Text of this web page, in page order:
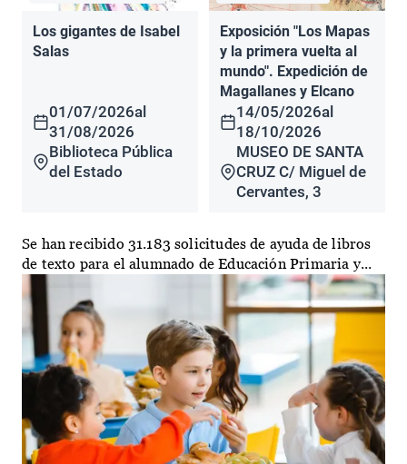
Los gigantes de Isabel
Salas
01/07/2026al
31/08/2026
Biblioteca Pública
del Estado
Exposición "Los Mapas
y la primera vuelta al
mundo". Expedición de
Magallanes y Elcano
14/05/2026al
18/10/2026
MUSEO DE SANTA
CRUZ C/ Miguel de
Cervantes, 3
Se han recibido 31.183 solicitudes de ayuda de libros
de texto para el alumnado de Educación Primaria y...